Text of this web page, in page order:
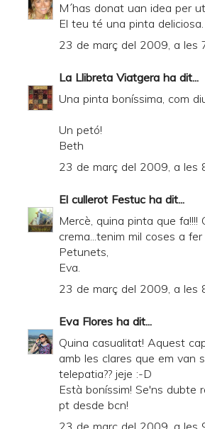
M´has donat uan idea per
El teu té una pinta
23 de març del 2009, a les
La Llibreta Viatgera ha dit...
Una pinta boníssima, com
Un petó!
Beth
23 de març del 2009, a les
El cullerot Festuc ha dit...
Mercè, quina pinta que fa!!!!
crema...tenim mil coses a
Petunets,
Eva.
23 de març del 2009, a les
Eva Flores ha dit...
Quina casualitat! Aquest
amb les clares que em van
telepatia?? jeje :-D
Està boníssim! Se'ns dubte
pt desde bcn!
23 de març del 2009, a les